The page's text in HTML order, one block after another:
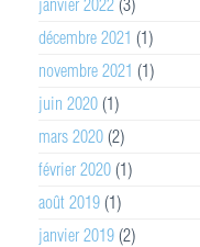
décembre 2021 (1)
novembre 2021 (1)
juin 2020 (1)
mars 2020 (2)
février 2020 (1)
août 2019 (1)
janvier 2019 (2)